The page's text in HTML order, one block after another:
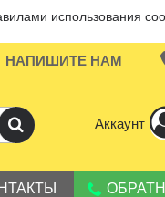
использования
НАПИШИТЕ НАМ
Аккаунт